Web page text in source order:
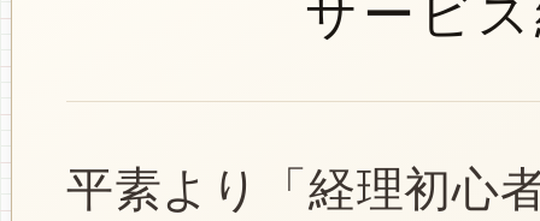
サービ
平素より「経理初心